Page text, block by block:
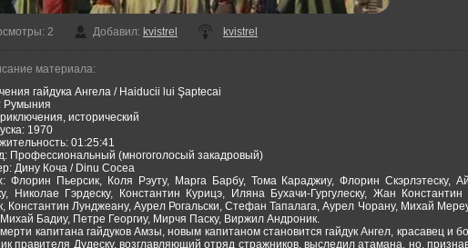
: 2 Добавил: kvistrel kvistrel
материала:
гайдука Ангела / Haiducii lui Şaptecai
Румыния
исторический
1970
01:25:41
Профессиональный (многоголосый закадровый)
Дину Коча / Dinu Cocea
Флорин Пьерсик, Коля Рэуту, Марга Барбу, Тома Караджиу, Флорин Скэрлэтеску,
Николае Гэрдеску, Константин Курицэ, Иляна Бухачи-Гургулеску, Жан
Константин Лунджеану, Аурел Рогальски, Стефан Тапалага, Аурел Чорану, Михай
Михай Бадиу, Петре Георгиу, Мирчя Паску, Виржил Андроник.
капитана гайдуков Амзы, новым капитаном становится гайдук Ангел, красавец и
правителя Дудеску, возглавляющий отряд стражников, выследил атамана, но,